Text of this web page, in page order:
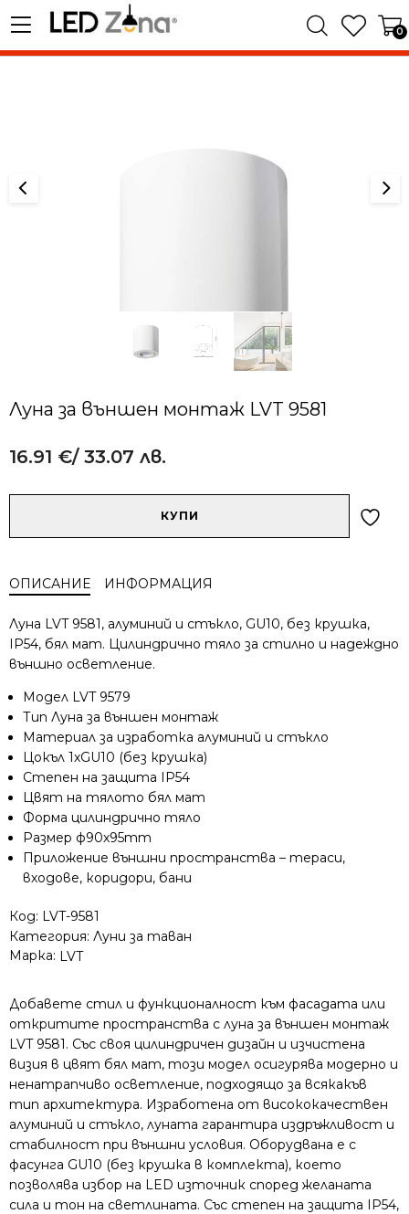
0
Луна за външен монтаж LVT 9581
16.91 €/ 33.07 лв.
външен
LVT
9581
КУПИ
ОПИСАНИЕ ИНФОРМАЦИЯ
Луна LVT 9581, алуминий и стъкло, GU10, без крушка,
IP54, бял мат. Цилиндрично тяло за стилно и надеждно
външно осветление.
Модел LVT 9579
Тип Луна за външен монтаж
Материал за изработка алуминий и стъкло
Цокъл 1xGU10 (без крушка)
Степен на защита IP54
Цвят на тялото бял мат
Форма цилиндрично тяло
Размер ф90x95mm
Приложение външни пространства – тераси,
входове, коридори, бани
Код: LVT-9581
Категория: Луни за таван
Марка: LVT
Добавете стил и функционалност към фасадата или
откритите пространства с луна за външен монтаж
LVT 9581. Със своя цилиндричен дизайн и изчистена
визия в цвят бял мат, този модел осигурява модерно и
ненатрапчиво осветление, подходящо за всякакъв
тип архитектура. Изработена от висококачествен
алуминий и стъкло, луната гарантира издръжливост и
стабилност при външни условия. Оборудвана е с
фасунга GU10 (без крушка в комплекта), което
позволява избор на LED източник според желаната
сила и тон на светлината. Със степен на защита IP54,